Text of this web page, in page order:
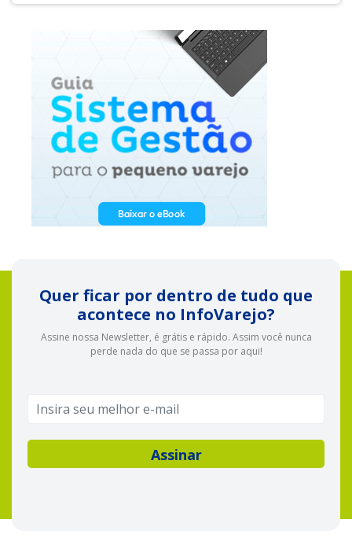
Quer ficar por dentro de tudo que
acontece no InfoVarejo?
Assine nossa Newsletter, é grátis e rápido. Assim você nunca
perde nada do que se passa por aqui!